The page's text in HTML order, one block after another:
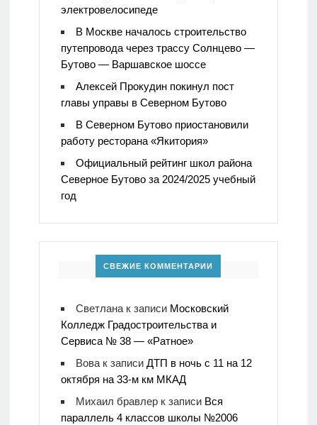
электровелосипеде
В Москве началось строительство
путепровода через трассу Солнцево —
Бутово — Варшавское шоссе
Алексей Прокудин покинул пост
главы управы в Северном Бутово
В Северном Бутово приостановили
работу ресторана «Якитория»
Официальный рейтинг школ района
Северное Бутово за 2024/2025 учебный
год
СВЕЖИЕ КОММЕНТАРИИ
Светланак записи Московский
Колледж Градостроительства и
Сервиса № 38 — «Ратное»
Вовак записи ДТП в ночь с 11 на 12
октября на 33-м км МКАД
Михаил бравлерк записи Вся
параллель 4 классов школы №2006